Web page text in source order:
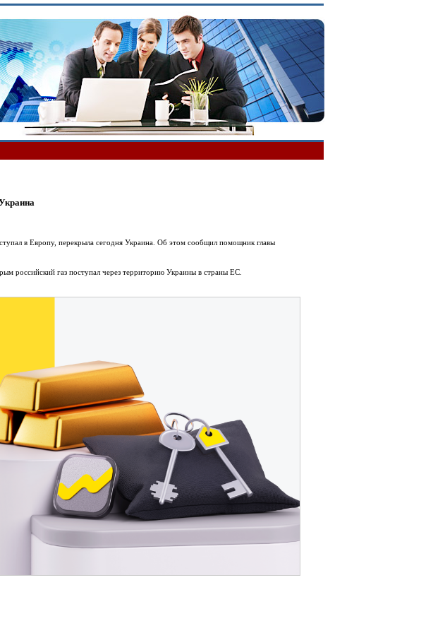
в Европу, перекрыла сегодня Украина. Об этом сообщил помощник главы
российский газ поступал через территорию Украины в страны ЕС.